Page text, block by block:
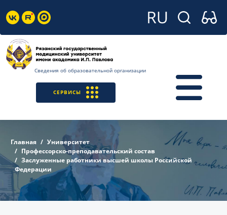
Сведения об образовательной организации
СЕРВИСЫ
Главная
Университет
Профессорско-преподавательский состав
Заслуженные работники высшей школы Российской
Федерации